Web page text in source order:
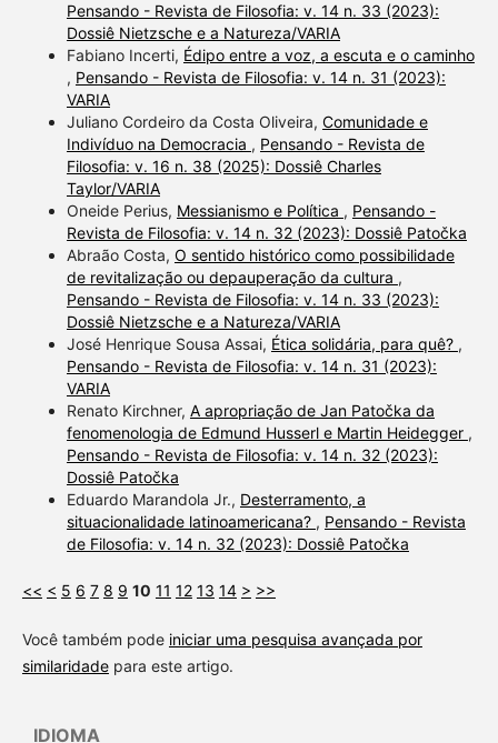
Pensando - Revista de Filosofia: v. 14 n. 33 (2023):
Dossiê Nietzsche e a Natureza/VARIA
Fabiano Incerti, Édipo entre a voz, a escuta e o caminho
, Pensando - Revista de Filosofia: v. 14 n. 31 (2023):
VARIA
Juliano Cordeiro da Costa Oliveira, Comunidade e
Indivíduo na Democracia , Pensando - Revista de
Filosofia: v. 16 n. 38 (2025): Dossiê Charles
Taylor/VARIA
Oneide Perius, Messianismo e Política , Pensando -
Revista de Filosofia: v. 14 n. 32 (2023): Dossiê Patočka
Abraão Costa, O sentido histórico como possibilidade
de revitalização ou depauperação da cultura ,
Pensando - Revista de Filosofia: v. 14 n. 33 (2023):
Dossiê Nietzsche e a Natureza/VARIA
José Henrique Sousa Assai, Ética solidária, para quê? ,
Pensando - Revista de Filosofia: v. 14 n. 31 (2023):
VARIA
Renato Kirchner, A apropriação de Jan Patočka da
fenomenologia de Edmund Husserl e Martin Heidegger ,
Pensando - Revista de Filosofia: v. 14 n. 32 (2023):
Dossiê Patočka
Eduardo Marandola Jr., Desterramento, a
situacionalidade latinoamericana? , Pensando - Revista
de Filosofia: v. 14 n. 32 (2023): Dossiê Patočka
<< < 5 6 7 8 9 10 11 12 13 14 > >>
Você também pode iniciar uma pesquisa avançada por
similaridadepara este artigo.
IDIOMA